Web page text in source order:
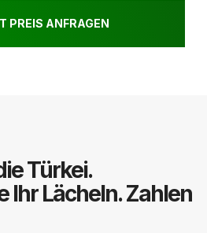
PREIS ANFRAGEN
Türkei.
Ihr Lächeln. Zahlen